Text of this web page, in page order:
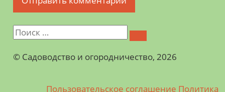
©️ Садоводство и огородничество, 2026
Пользовательское соглашение Политика